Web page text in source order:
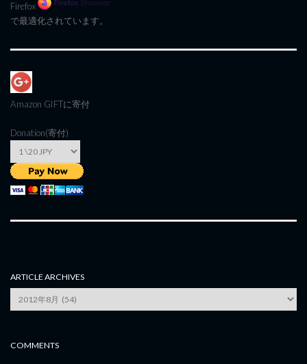
Firefox
で最適化されています。
Amazon GIFTに寄付
Donation(寄付)
ARTICLE ARCHIVES
Article
Archives
COMMENTS